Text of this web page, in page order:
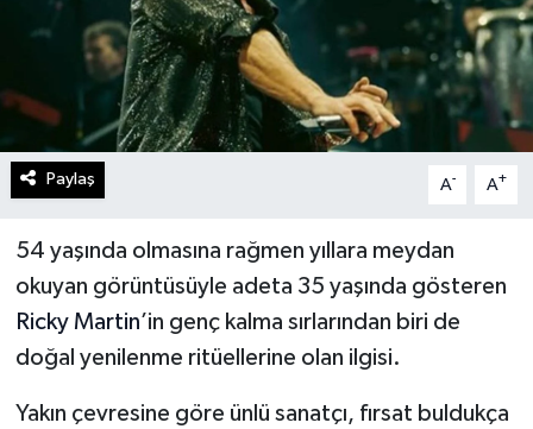
Paylaş A- A+
54 yaşında olmasına rağmen yıllara meydan
okuyan görüntüsüyle adeta 35 yaşında gösteren
Ricky Martin’in genç kalma sırlarından biri de
doğal yenilenme ritüellerine olan ilgisi.
Yakın çevresine göre ünlü sanatçı, fırsat buldukça